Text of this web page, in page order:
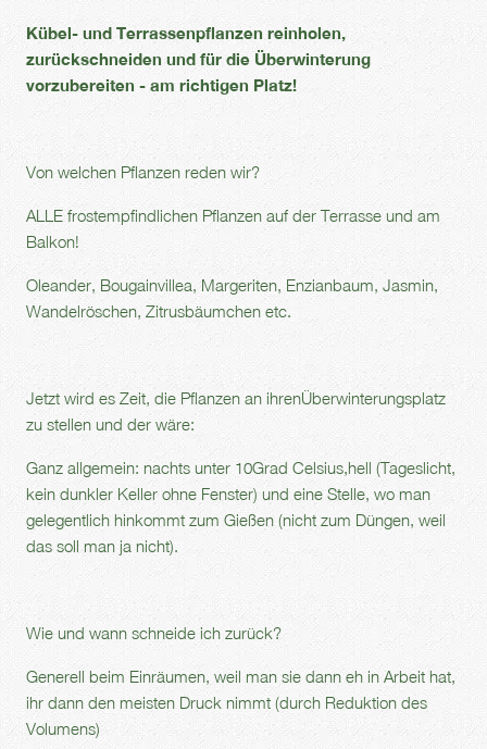
Kübel- und Terrassenpflanzen reinholen,
zurückschneiden und für die Überwinterung
vorzubereiten - am richtigen Platz!
Von welchen Pflanzen reden wir?
ALLE frostempfindlichen Pflanzen auf der Terrasse und am
Balkon!
Oleander, Bougainvillea, Margeriten, Enzianbaum, Jasmin,
Wandelröschen, Zitrusbäumchen etc.
Jetzt wird es Zeit, die Pflanzen an ihrenÜberwinterungsplatz
zu stellen und der wäre:
Ganz allgemein: nachts unter 10Grad Celsius,hell (Tageslicht,
kein dunkler Keller ohne Fenster) und eine Stelle, wo man
gelegentlich hinkommt zum Gießen (nicht zum Düngen, weil
das soll man ja nicht).
Wie und wann schneide ich zurück?
Generell beim Einräumen, weil man sie dann eh in Arbeit hat,
ihr dann den meisten Druck nimmt (durch Reduktion des
Volumens)